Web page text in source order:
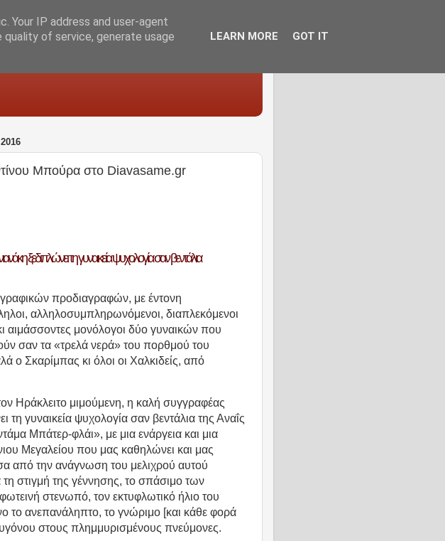
Μπούρα στο Diavasame.gr
ξεδιπλώνει τη γυναικεία ψυχολογία σαν βεντάλια
προδιαγραφών, με έντονη
αλληλοσυμπληρωνόμενοι, διαπλεκόμενοι
αιμάσσοντες μονόλογοι δύο γυναικών που
σαν τα «τρελά νερά» του πορθμού του
ο Σκαρίμπας κι όλοι οι Χαλκιδείς, από
Ηράκλειτο μιμούμενη, η καλή συγγραφέας
τη γυναικεία ψυχολογία σαν βεντάλια της Αναΐς
Μπάτερ-φλάι», με μια ενάργεια και μια
Μεγαλείου που μας καθηλώνει και μας
από την ανάγνωση του μελιχρού αυτού
στιγμή της γέννησης, το σπάσιμο των
στενωπό, τον εκτυφλωτικό ήλιο του
το ανεπανάληπτο, το γνώριμο [και κάθε φορά
στους πλημμυρισμένους πνεύμονες.
Your IP address and user-agent
of service, generate usage
LEARN MORE GOT IT